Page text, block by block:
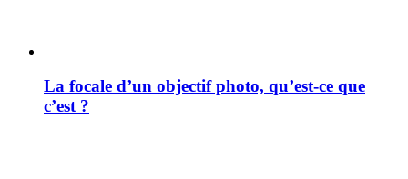
La focale d’un objectif photo, qu’est-ce que
c’est ?